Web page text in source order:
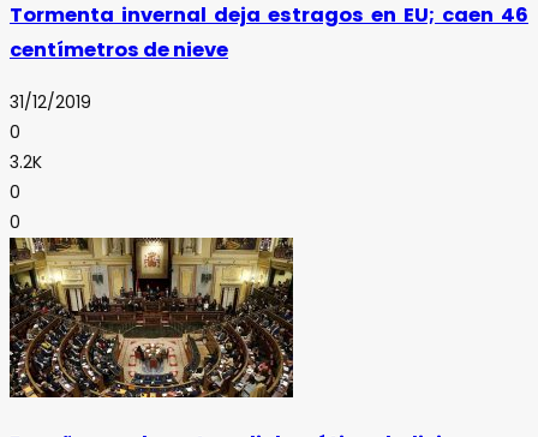
Tormenta invernal deja estragos en EU; caen 46
centímetros de nieve
31/12/2019
0
3.2K
0
0